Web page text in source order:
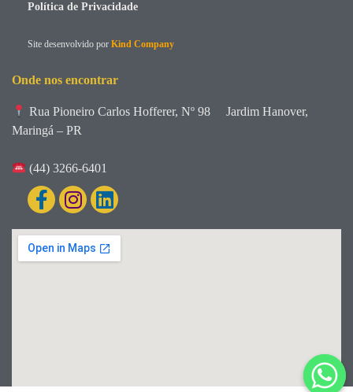
Política de Privacidade
Site desenvolvido por Kind Company
Onde nos encontrar
Rua Pioneiro Carlos Hofferer, Nº 98
Jardim Hanover,
Maringá – PR
(44) 3266-6401